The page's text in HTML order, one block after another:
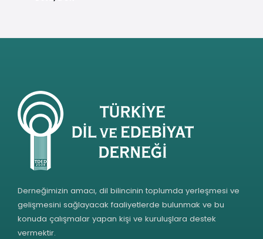
Derneğimizin amacı, dil bilincinin toplumda yerleşmesi ve
gelişmesini sağlayacak faaliyetlerde bulunmak ve bu
konuda çalışmalar yapan kişi ve kuruluşlara destek
vermektir.